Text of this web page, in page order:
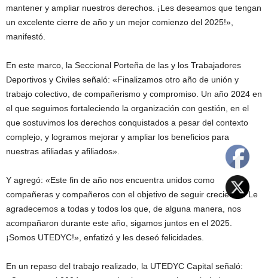
mantener y ampliar nuestros derechos. ¡Les deseamos que tengan
un excelente cierre de año y un mejor comienzo del 2025!»,
manifestó.
En este marco, la Seccional Porteña de las y los Trabajadores
Deportivos y Civiles señaló: «Finalizamos otro año de unión y
trabajo colectivo, de compañerismo y compromiso. Un año 2024 en
el que seguimos fortaleciendo la organización con gestión, en el
que sostuvimos los derechos conquistados a pesar del contexto
complejo, y logramos mejorar y ampliar los beneficios para
nuestras afiliadas y afiliados».
Y agregó: «Este fin de año nos encuentra unidos como
compañeras y compañeros con el objetivo de seguir creciendo. Le
agradecemos a todas y todos los que, de alguna manera, nos
acompañaron durante este año, sigamos juntos en el 2025.
¡Somos UTEDYC!», enfatizó y les deseó felicidades.
En un repaso del trabajo realizado, la UTEDYC Capital señaló: